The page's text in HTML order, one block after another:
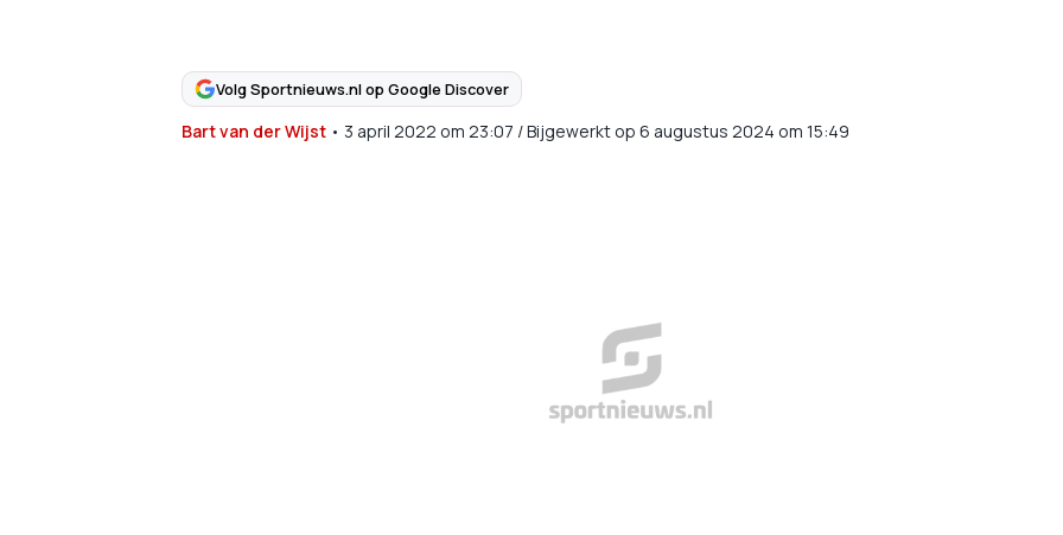
Volg Sportnieuws.nl op Google Discover
Bart van der Wijst• 3 april 2022 om 23:07 /Bijgewerkt op 6 augustus 2024 om 15:49